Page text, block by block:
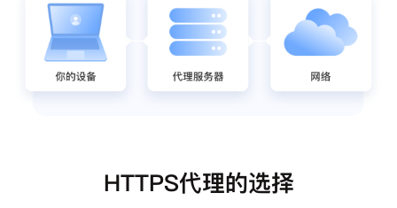
HTTPS代理的选择